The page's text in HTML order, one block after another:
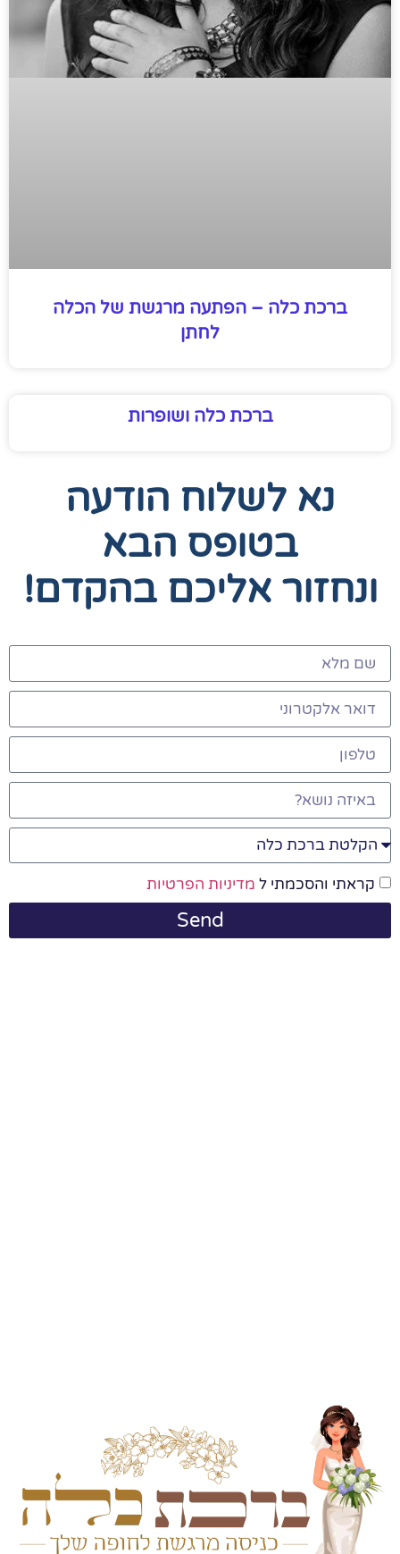
ברכת כלה – הפתעה מרגשת של הכלה
לחתן
ברכת כלה ושופרות
נא לשלוח הודעה
בטופס הבא
ונחזור אליכם בהקדם!
קראתי והסכמתי ל מדיניות הפרטיות
Send